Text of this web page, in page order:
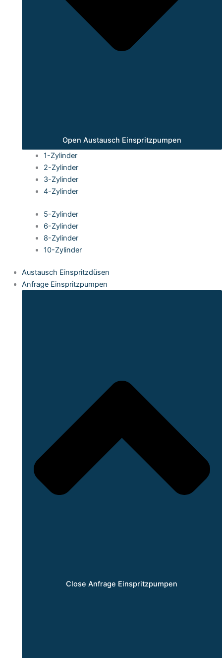
Open Austausch Einspritzpumpen
1-Zylinder
2-Zylinder
3-Zylinder
4-Zylinder
5-Zylinder
6-Zylinder
8-Zylinder
10-Zylinder
Austausch Einspritzdüsen
Anfrage Einspritzpumpen
Close Anfrage Einspritzpumpen